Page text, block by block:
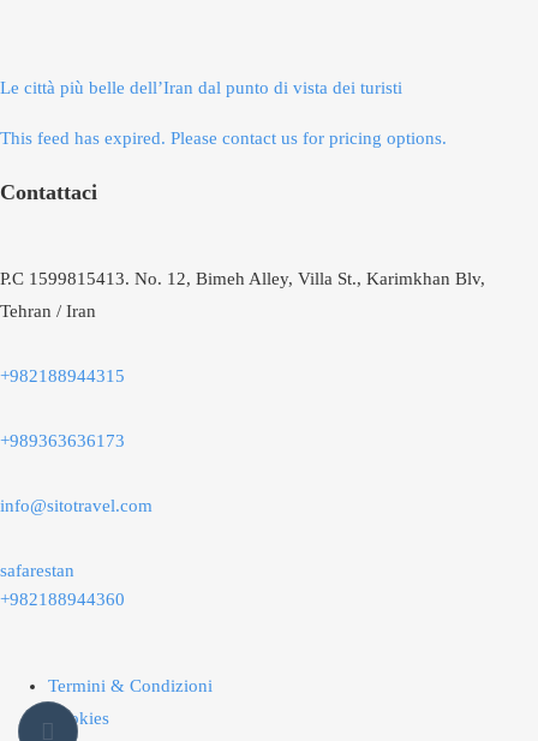
Le città più belle dell’Iran dal punto di vista dei turisti
This feed has expired. Please contact us for pricing options.
Contattaci
P.C 1599815413. No. 12, Bimeh Alley, Villa St., Karimkhan Blv,
Tehran / Iran
+982188944315
+989363636173
info@sitotravel.com
safarestan
+982188944360
Termini & Condizioni
Cookies